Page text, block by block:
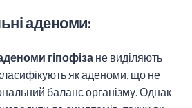
аденоми:
гіпофіза не виділяють
як аденоми, що не
баланс організму. Однак